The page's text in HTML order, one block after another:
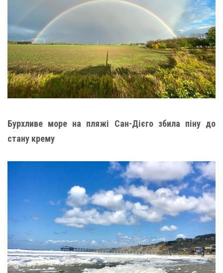
Бурхливе море на пляжі Сан-Дієго збила піну до
стану крему